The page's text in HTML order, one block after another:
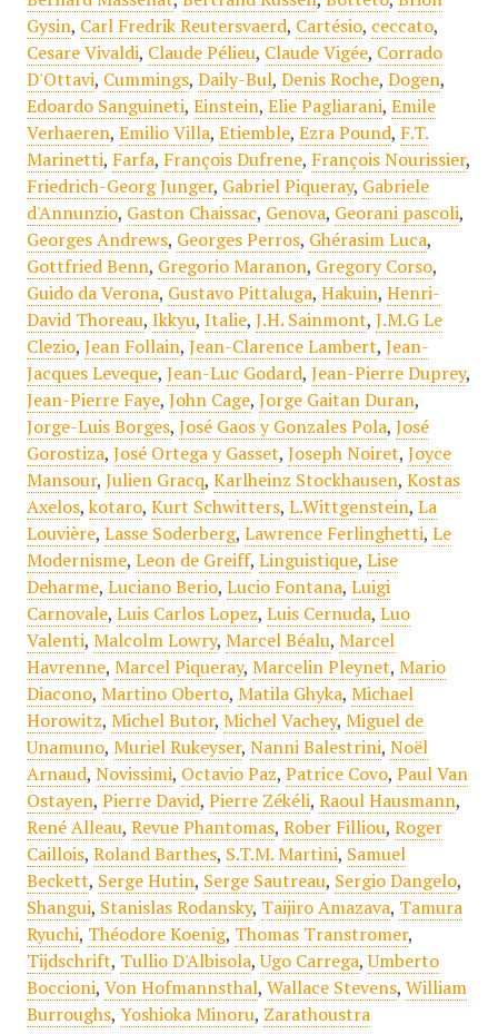
Gysin, Carl Fredrik Reutersvaerd, Cartésio, ceccato,
Cesare Vivaldi, Claude Pélieu, Claude Vigée, Corrado
D'Ottavi, Cummings, Daily-Bul, Denis Roche, Dogen,
Edoardo Sanguineti, Einstein, Elie Pagliarani, Emile
Verhaeren, Emilio Villa, Etiemble, Ezra Pound, F.T.
Marinetti, Farfa, François Dufrene, François Nourissier,
Friedrich-Georg Junger, Gabriel Piqueray, Gabriele
d'Annunzio, Gaston Chaissac, Genova, Georani pascoli,
Georges Andrews, Georges Perros, Ghérasim Luca,
Gottfried Benn, Gregorio Maranon, Gregory Corso,
Guido da Verona, Gustavo Pittaluga, Hakuin, Henri-
David Thoreau, Ikkyu, Italie, J.H. Sainmont, J.M.G Le
Clezio, Jean Follain, Jean-Clarence Lambert, Jean-
Jacques Leveque, Jean-Luc Godard, Jean-Pierre Duprey,
Jean-Pierre Faye, John Cage, Jorge Gaitan Duran,
Jorge-Luis Borges, José Gaos y Gonzales Pola, José
Gorostiza, José Ortega y Gasset, Joseph Noiret, Joyce
Mansour, Julien Gracq, Karlheinz Stockhausen, Kostas
Axelos,kotaro, Kurt Schwitters, L.Wittgenstein, La
Louvière, Lasse Soderberg, Lawrence Ferlinghetti, Le
Modernisme, Leon de Greiff, Linguistique, Lise
Deharme, Luciano Berio, Lucio Fontana, Luigi
Carnovale, Luis Carlos Lopez, Luis Cernuda, Luo
Valenti, Malcolm Lowry, Marcel Béalu, Marcel
Havrenne, Marcel Piqueray, Marcelin Pleynet, Mario
Diacono, Martino Oberto, Matila Ghyka, Michael
Horowitz, Michel Butor, Michel Vachey, Miguel de
Unamuno, Muriel Rukeyser, Nanni Balestrini, Noël
Arnaud, Novissimi, Octavio Paz, Patrice Covo, Paul Van
Ostayen, Pierre David, Pierre Zékéli, Raoul Hausmann,
René Alleau, Revue Phantomas, Rober Filliou, Roger
Caillois, Roland Barthes, S.T.M. Martini, Samuel
Beckett, Serge Hutin, Serge Sautreau, Sergio Dangelo,
Shangui, Stanislas Rodansky, Taijiro Amazava, Tamura
Ryuchi, Théodore Koenig, Thomas Transtromer,
Tijdschrift, Tullio D'Albisola,Ugo Carrega,Umberto
Boccioni, Von Hofmannsthal, Wallace Stevens, William
Burroughs, Yoshioka Minoru, Zarathoustra